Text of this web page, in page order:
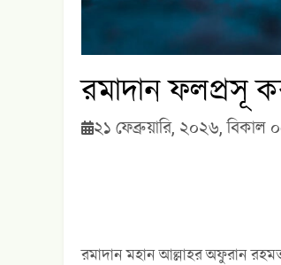
রমাদান ফলপ্রসূ
২১ ফেব্রুয়ারি, ২০২৬, বিকাল
রমাদান মহান আল্লাহর অফুরান